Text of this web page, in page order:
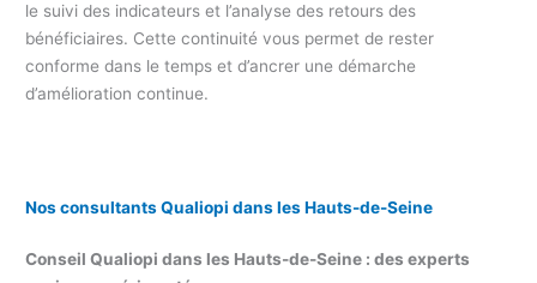
le suivi des indicateurs et l’analyse des retours des
bénéficiaires. Cette continuité vous permet de rester
conforme dans le temps et d’ancrer une démarche
d’amélioration continue.
Nos consultants Qualiopi dans les Hauts-de-Seine
Conseil Qualiopi dans les Hauts-de-Seine : des experts